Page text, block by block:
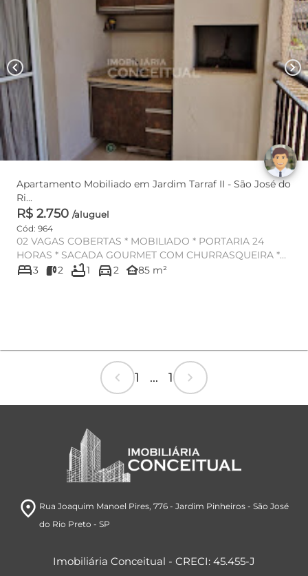
chevron_left chevron_right
Apartamento Mobiliado em Jardim Tarraf II - São José do
Ri...
R$ 2.750 /aluguel
Cód: 964
02 VAGAS COBERTAS * MOBILIADO * PORTARIA 24
HORAS * SACADA GOURMET COM CHURRASQUEIRA *
EXCELENTE ÁREA DE LAZER COM PI...
bed3 2 bathtub1 directions_car2 other_houses85 m²
chevron_left 1 ... 1 chevron_right
room Rua Joaquim Manoel Pires, 776- Jardim Pinheiros- São José
do Rio Preto - SP
Imobiliária Conceitual - CRECI: 45.455-J